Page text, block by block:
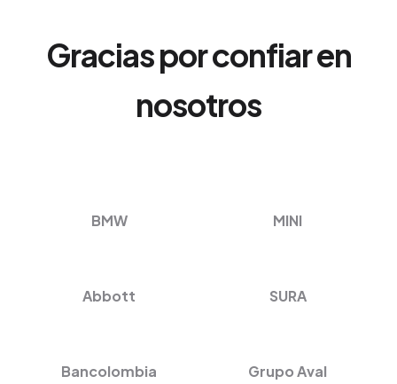
Gracias por confiar en
nosotros
BMW MINI
Abbott SURA
Bancolombia Grupo Aval